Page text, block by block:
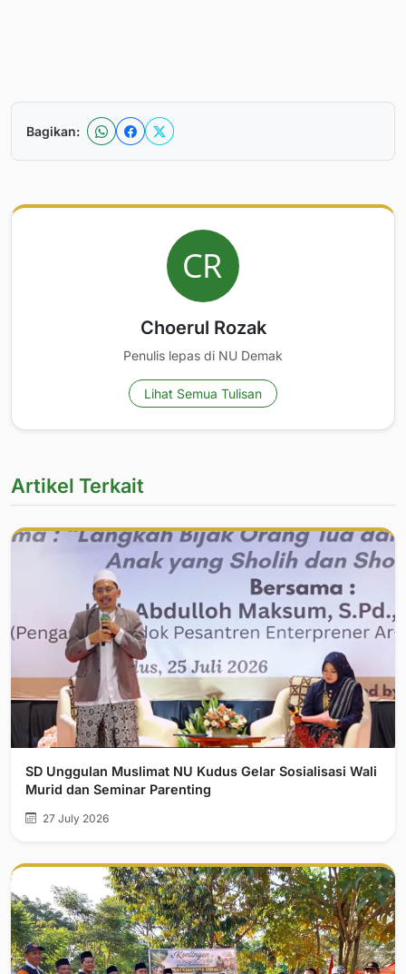
Bagikan:
Choerul Rozak
Penulis lepas di NU Demak
Lihat Semua Tulisan
Artikel Terkait
SD Unggulan Muslimat NU Kudus Gelar Sosialisasi Wali
Murid dan Seminar Parenting
27 July 2026